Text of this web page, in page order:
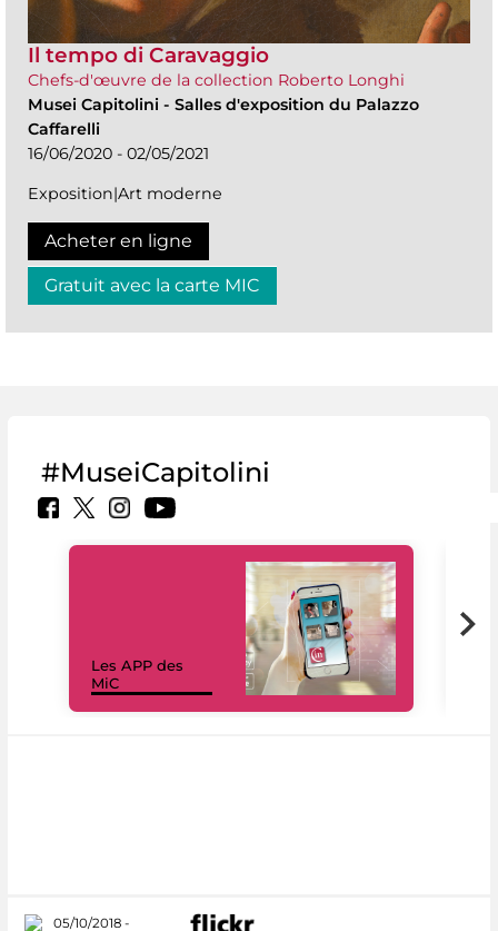
Il tempo di Caravaggio
Chefs-d'œuvre de la collection Roberto Longhi
Musei Capitolini - Salles d'exposition du Palazzo
Caffarelli
16/06/2020 - 02/05/2021
Exposition|Art moderne
Acheter en ligne
Gratuit avec la carte MIC
#MuseiCapitolini
Les APP des
MiC